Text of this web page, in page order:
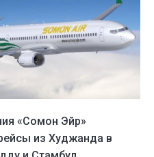
«Сомон Эйр»
из Худжанда в